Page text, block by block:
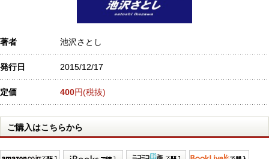
著者 池沢さとし
発行日 2015/12/17
定価 400円(税抜)
ご購入はこちらから